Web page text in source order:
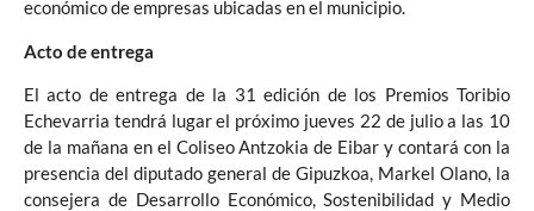
económico de empresas ubicadas en el municipio.
Acto de entrega
El acto de entrega de la 31 edición de los Premios Toribio
Echevarria tendrá lugar el próximo jueves 22 de julio a las 10
de la mañana en el Coliseo Antzokia de Eibar y contará con la
presencia del diputado general de Gipuzkoa, Markel Olano, la
consejera de Desarrollo Económico, Sostenibilidad y Medio